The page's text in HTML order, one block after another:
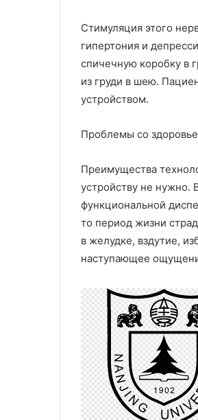
Стимуляция этого
гипертония и
спичечную коробку в
из груди в шею.
устройством.
Проблемы со
Преимущества
устройству не нужно.
функциональной
то период жизни
в желудке, вздутие,
наступающее